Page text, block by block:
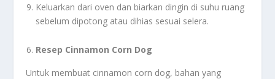
Keluarkan dari oven dan biarkan dingin di suhu ruang
sebelum dipotong atau dihias sesuai selera.
Resep Cinnamon Corn Dog
Untuk membuat cinnamon corn dog, bahan yang